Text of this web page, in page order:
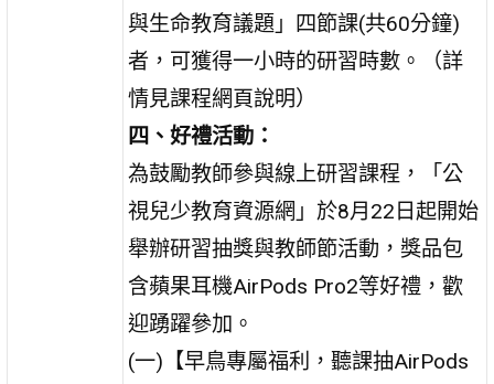
與生命教育議題」四節課(共60分鐘)
者，可獲得一小時的研習時數。（詳
情見課程網頁說明）
四、好禮活動：
為鼓勵教師參與線上研習課程，「公
視兒少教育資源網」於8月22日起開始
舉辦研習抽獎與教師節活動，獎品包
含蘋果耳機AirPods Pro2等好禮，歡
迎踴躍參加。
(一)【早鳥專屬福利，聽課抽AirPods